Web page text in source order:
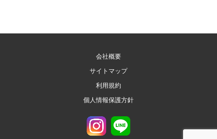
会社概要
サイトマップ
利用規約
個人情報保護方針